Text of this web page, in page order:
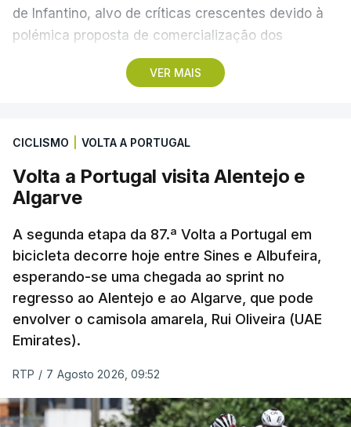
VER MAIS
de Infantino, alvo de críticas crescentes devido à
polémica proposta de comercialização dos
confiança institucional necessária para liderar a
FIFA de forma estável no período atual”,
sublinhando que “não há retorno” para o
presidente.
Infantino, único candidato declarado às eleições de
março do próximo ano, precisa de garantir a
maioria dos 211 votos das federações membros
para assegurar um novo mandato.
direitos da FIFA foi rejeitado por várias
CICLISMO VOLTA A PORTUGAL
Volta a Portugal visita Alentejo e
Algarve
A segunda etapa da 87.ª Volta a Portugal em
bicicleta decorre hoje entre Sines e Albufeira,
esperando-se uma chegada ao sprint no
regresso ao Alentejo e ao Algarve, que pode
envolver o camisola amarela, Rui Oliveira (UAE
Emirates).
RTP / 7 Agosto 2026, 09:52